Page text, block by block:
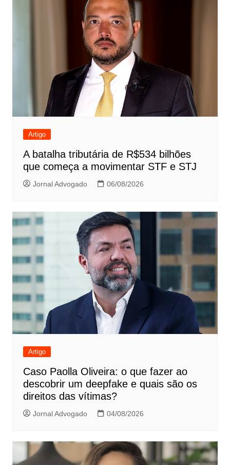
Artigo
A batalha tributária de R$534 bilhões
que começa a movimentar STF e STJ
Jornal Advogado 06/08/2026
Artigo
Caso Paolla Oliveira: o que fazer ao
descobrir um deepfake e quais são os
direitos das vítimas?
Jornal Advogado 04/08/2026